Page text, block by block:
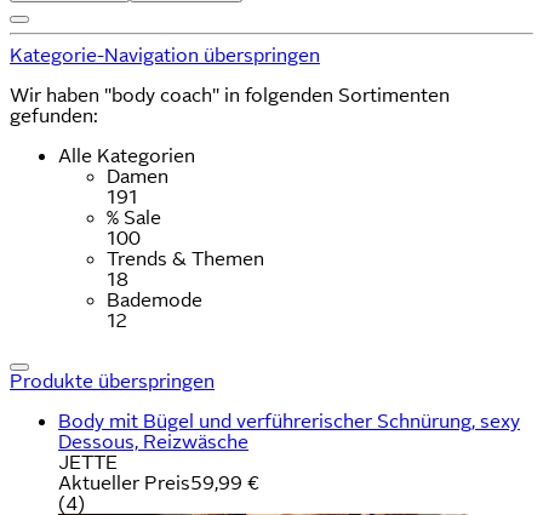
Kategorie-Navigation überspringen
Wir haben "body coach" in folgenden Sortimenten
gefunden:
Alle Kategorien
Damen
191
% Sale
100
Trends & Themen
18
Bademode
12
Produkte überspringen
Body mit Bügel und verführerischer Schnürung, sexy
Dessous, Reizwäsche
JETTE
Aktueller Preis59,99 €
(4)